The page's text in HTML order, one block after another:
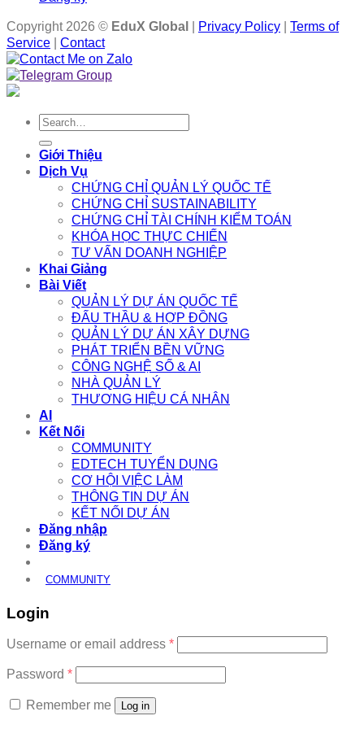
Copyright 2026 © EduX Global Privacy Policy
Terms of
Service
Contact
Search
Giới Thiệu
Dịch Vụ
CHỨNG CHỈ QUẢN LÝ QUỐC TẾ
CHỨNG CHỈ SUSTAINABILITY
CHỨNG CHỈ TÀI CHÍNH KIỂM TOÁN
KHÓA HỌC THỰC CHIẾN
TƯ VẤN DOANH NGHIỆP
Khai Giảng
Bài Viết
QUẢN LÝ DỰ ÁN QUỐC TẾ
ĐẤU THẦU & HỢP ĐỒNG
QUẢN LÝ DỰ ÁN XÂY DỰNG
PHÁT TRIỂN BỀN VỮNG
CÔNG NGHỆ SỐ & AI
NHÀ QUẢN LÝ
THƯƠNG HIỆU CÁ NHÂN
AI
Kết Nối
COMMUNITY
EDTECH TUYỂN DỤNG
CƠ HỘI VIỆC LÀM
THÔNG TIN DỰ ÁN
KẾT NỐI DỰ ÁN
Đăng nhập
Đăng ký
COMMUNITY
Login
Username or email address *Required
Password *Required
Remember me Log in